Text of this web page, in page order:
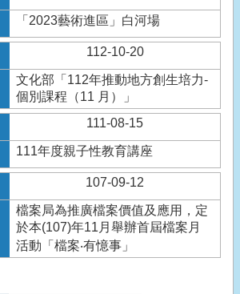
「2023藝術進區」白河場
112-10-20
文化部「112年推動地方創生培力-
個別課程（11 月）」
111-08-15
111年度親子性教育講座
107-09-12
檔案局為推廣檔案價值及應用，定
於本(107)年11月舉辦首屆檔案月
活動「檔案‧有憶事」